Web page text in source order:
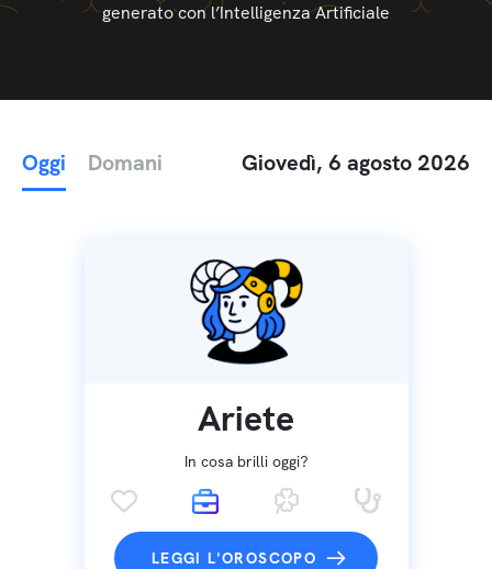
generato con l’Intelligenza Artificiale
Oggi Domani Giovedì, 6 agosto 2026
Ariete
In cosa brilli oggi?
LEGGI L'OROSCOPO